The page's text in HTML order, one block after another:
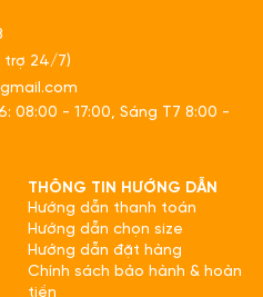
trợ 24/7)
08:00 - 17:00, Sáng T7 8:00 -
THÔNG TIN HƯỚNG DẪN
Hướng dẫn thanh toán
Hướng dẫn chọn size
Hướng dẫn đặt hàng
Chính sách bảo hành & hoàn
tiền